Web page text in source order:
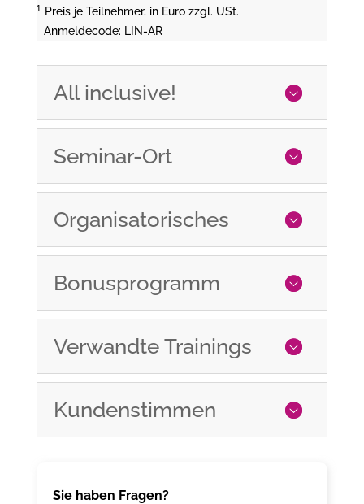
¹ Preis je Teilnehmer, in Euro zzgl. USt.
Anmeldecode: LIN-AR
All inclusive!
Seminar-Ort
Organisatorisches
Bonusprogramm
Verwandte Trainings
Kundenstimmen
Sie haben Fragen?